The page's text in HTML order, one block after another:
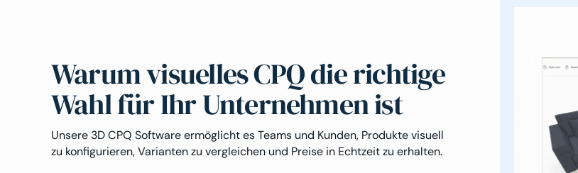
Warum visuelles CPQ die richtige
Wahl für Ihr Unternehmen ist
Unsere 3D CPQ Software ermöglicht es Teams und Kunden, Produkte visuell
zu konfigurieren, Varianten zu vergleichen und Preise in Echtzeit zu erhalten.